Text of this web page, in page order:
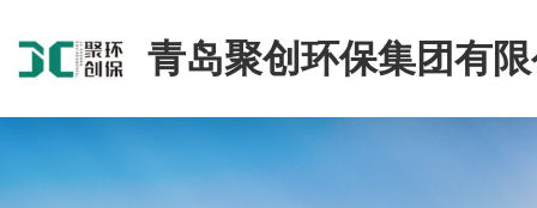
青岛聚创环保集团有